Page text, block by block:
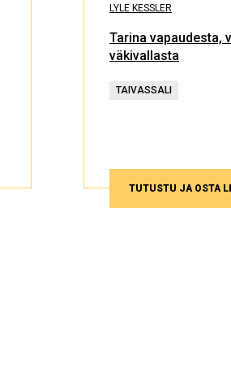
LYLE KESSLER
Tarina vapaudesta,
väkivallasta
TAIVASSALI
TUTUSTU JA OSTA